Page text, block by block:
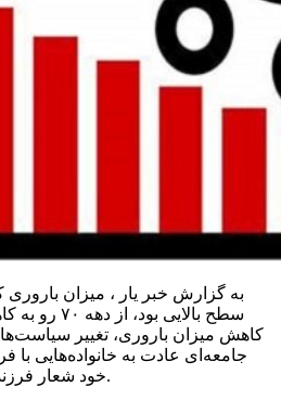
به گزارش خبر یار ، میزان
سطح بالایی
کاهش میزان باروری، تغییر
جامعه‌ای عادت به خانواده‌هایی با
خود شعار فرزند کمتر، زندگی بهتر را می‌دید.